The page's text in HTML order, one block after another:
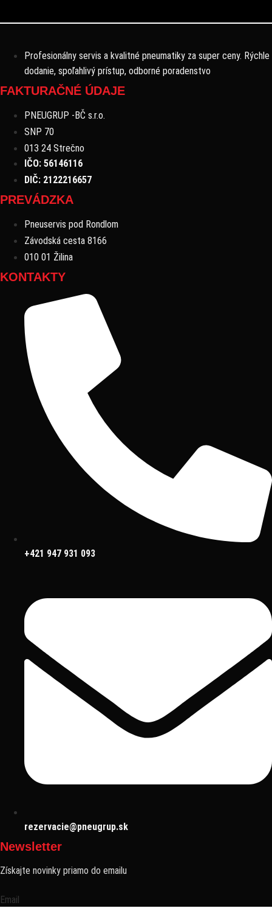
Profesionálny servis a kvalitné pneumatiky za super ceny. Rýchle
dodanie, spoľahlivý prístup, odborné poradenstvo
FAKTURAČNÉ ÚDAJE
PNEUGRUP -BČ s.r.o.
SNP 70
013 24 Strečno
IČO: 56146116
DIČ: 2122216657
PREVÁDZKA
Pneuservis pod Rondlom
Závodská cesta 8166
010 01 Žilina
KONTAKTY
+421 947 931 093
rezervacie@pneugrup.sk
Newsletter
Získajte novinky priamo do emailu
Email